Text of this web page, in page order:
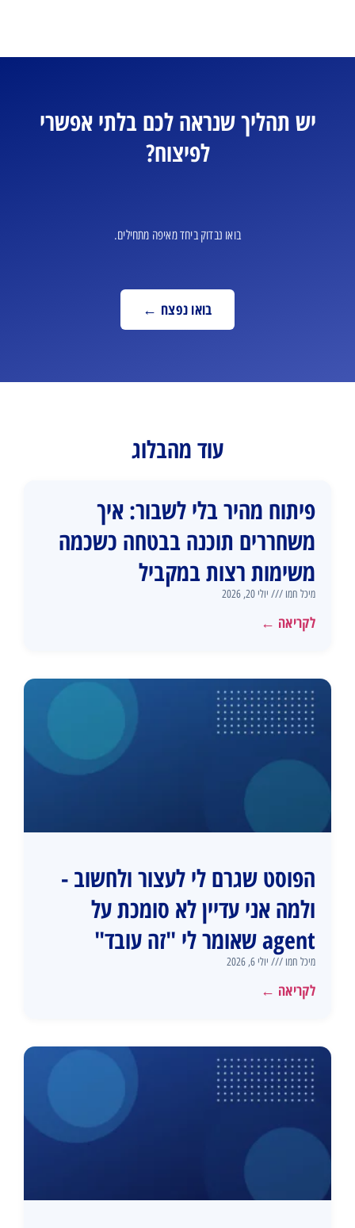
יש תהליך שנראה לכם בלתי אפשרי
לפיצוח?
בואו נבדוק ביחד מאיפה מתחילים.
בואו נפצח ←
עוד מהבלוג
פיתוח מהיר בלי לשבור: איך
משחררים תוכנה בבטחה כשכמה
משימות רצות במקביל
מיכל חמו יולי 20, 2026
לקריאה ←
הפוסט שגרם לי לעצור ולחשוב -
ולמה אני עדיין לא סומכת על
agent שאומר לי "זה עובד"
מיכל חמו יולי 6, 2026
לקריאה ←